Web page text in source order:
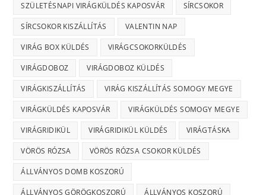
SZÜLETÉSNAPI VIRÁGKÜLDÉS KAPOSVÁR SÍRCSOKOR
SÍRCSOKOR KISZÁLLÍTÁS VALENTIN NAP
VIRÁG BOX KÜLDÉS VIRÁGCSOKORKÜLDÉS
VIRÁGDOBOZ VIRÁGDOBOZ KÜLDÉS
VIRÁGKISZÁLLÍTÁS VIRÁG KISZÁLLÍTÁS SOMOGY MEGYE
VIRÁGKÜLDÉS KAPOSVÁR VIRÁGKÜLDÉS SOMOGY MEGYE
VIRÁGRIDIKÜL VIRÁGRIDIKÜL KÜLDÉS VIRÁGTÁSKA
VÖRÖS RÓZSA VÖRÖS RÓZSA CSOKOR KÜLDÉS
ÁLLVÁNYOS DOMB KOSZORÚ
ÁLLVÁNYOS GÖRÖGKOSZORÚ ÁLLVÁNYOS KOSZORÚ